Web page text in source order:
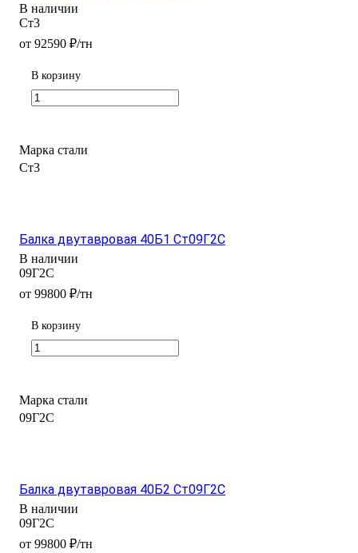
В наличии
Ст3
от 92590 ₽/тн
В корзину
Марка стали
Ст3
Балка двутавровая 40Б1 Ст09Г2С
В наличии
09Г2С
от 99800 ₽/тн
В корзину
Марка стали
09Г2С
Балка двутавровая 40Б2 Ст09Г2С
В наличии
09Г2С
от 99800 ₽/тн